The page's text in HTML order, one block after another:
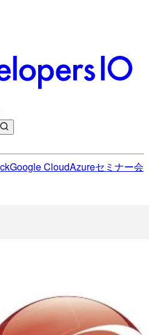
Google CloudAzureセミナー会